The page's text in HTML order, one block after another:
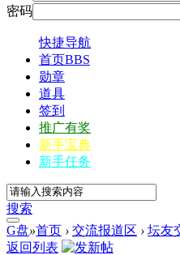
密码
快捷导航
首页BBS
勋章
道具
签到
推广有奖
新手宝典
新手任务
搜索
G盘»首页 › 交流报道区 › 坛友
返回列表